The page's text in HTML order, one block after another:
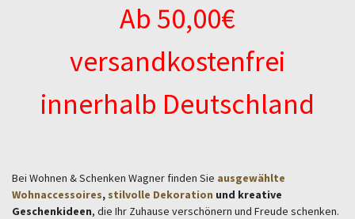
Ab 50,00€
versandkostenfrei
innerhalb Deutschland
Bei Wohnen & Schenken Wagner finden Sie ausgewählte
Wohnaccessoires, stilvolle Dekoration und kreative
Geschenkideen, die Ihr Zuhause verschönern und Freude schenken.